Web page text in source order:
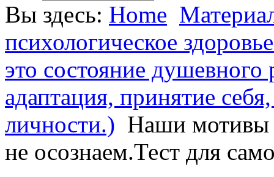
Вы здесь: Home
психологическое
это состояние душевного
адаптация, принятие
личности.) Наши мотивы
не осознаем.Тест для